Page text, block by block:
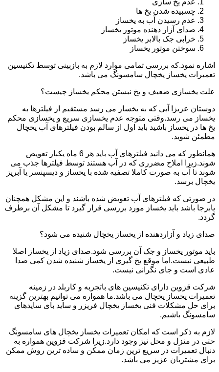
عدم یخ سازی
چسبیده شدن یخ ها
عدم رسیدن آب به یخساز
صدای آزار دهنده موتور یخساز
خرابی جک بالابر یخساز
سوختن موتور یخساز
اشاره نمود.که بررسی تمامی موارد لازم به بازبینی توسط تکنیسین
تعمیرات یخساز یخچال سامسونگ می باشد.
علت یخسازی ضعیف و یخ نبستن محکم یخساز چیست؟
دوستان عزیز! آبی که به یخساز می رسد مستقیم از فیلترها به
یخساز می رسد.وقتی متوجه عدم یخسازی سریع و یخسازی محکم
یخ ها در یخساز باشید باید اول از سالم بودن فیلترهای آب یخچال
مطمئن شوید.
همانطور که می دانید فیلترهای آب باید هر 6 ماه یکبار تعویض
شوند.زیرا املاح مضرری که در آب هستند توسط فیلترها جذب می
شوند تا آب به صورت کاملا تصفیه شده با یخساز و دیسپنسر یا آبریز
یخچال برسد.
در صورتی که فیلترهای آب تعویض شده باشند و این مشکل همچنان
پابرجا باشد باید یخساز مورد بررسی قرار گیرد تا مشکل آن برطرف
گردد.
صدای زیاد و آزاردهنده از یخساز یخچال شنیده می شود؟
باید موتور یخساز و جک آن بررسی شود.صدای زیاد از یخساز اصلا
طبیعی نیست.اما موقع یخ گیری از یخساز شنیده شدن کمی صدا
عادی است و جای نگرانی نیست.
شرکت قزوین دارای تکنیسین های باتجربه و کاربلد در زمینه
تعمیرات یخساز یخچال می باشد.ما همواره می توانیم بهترین گزینه
برای حل مشکلات فنی یخساز یخچال فریزر و ساید بای سایدهای
سامسونگ باشیم.
لازم به ذکر است که امکان تعمیرات یخساز یخچال های سامسونگ
حتی در منزل و محل نیز وجود دارد.زیرا شرکت قزوین همواره به
دنبال تعمیرات در سریع ترین زمان ممکن و ساده ترین روش ممکن
برای مشتریان عزیز می باشد.